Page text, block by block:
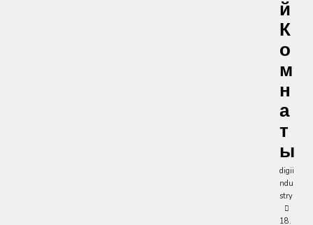
Й
К
О
М
Н
А
Т
Ы
digii
ndu
stry
18.